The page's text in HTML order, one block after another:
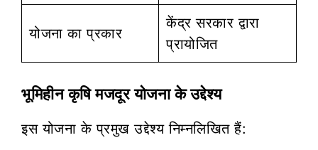
योजना का प्रकार
केंद्र सरकार द्वारा
प्रायोजित
भूमिहीन कृषि मजदूर योजना के उद्देश्य
इस योजना के प्रमुख उद्देश्य निम्नलिखित हैं: